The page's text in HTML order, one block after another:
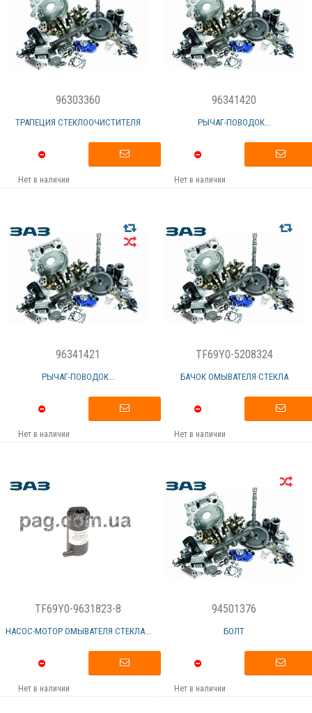
96303360
ТРАПЕЦИЯ СТЕКЛООЧИСТИТЕЛЯ
Нет в наличии
96341420
РЫЧАГ-ПОВОДОК...
Нет в наличии
96341421
РЫЧАГ-ПОВОДОК...
Нет в наличии
TF69Y0-5208324
БАЧОК ОМЫВАТЕЛЯ СТЕКЛА
Нет в наличии
TF69Y0-9631823-8
НАСОС-МОТОР ОМЫВАТЕЛЯ СТЕКЛА...
Нет в наличии
94501376
БОЛТ
Нет в наличии